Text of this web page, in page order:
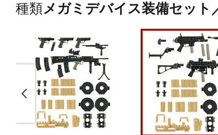
種類メガミデバイス装備セット